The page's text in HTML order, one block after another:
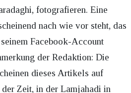
fotografieren. Eine
nach wie vor steht, das
Facebook-Account
der Redaktion: Die
dieses Artikels auf
Zeit, in der Lamjahadi in